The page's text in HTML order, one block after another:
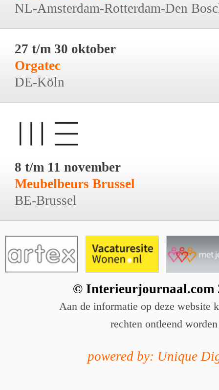
NL-Amsterdam-Rotterdam-Den
27 t/m 30 oktober
Orgatec
DE-Köln
8 t/m 11 november
Meubelbeurs Brussel
BE-Brussel
© Interieurjournaal.com
Aan de informatie op deze website
rechten ontleend worden
powered by: Unique